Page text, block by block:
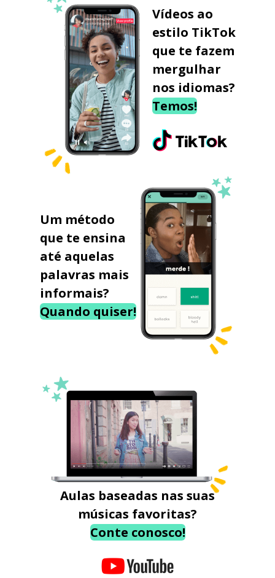
Vídeos ao
estilo TikTok
que te fazem
mergulhar
nos idiomas?
Temos!
Um método
que te ensina
até aquelas
palavras mais
informais?
Quando quiser!
Aulas baseadas nas suas
músicas favoritas?
Conte conosco!